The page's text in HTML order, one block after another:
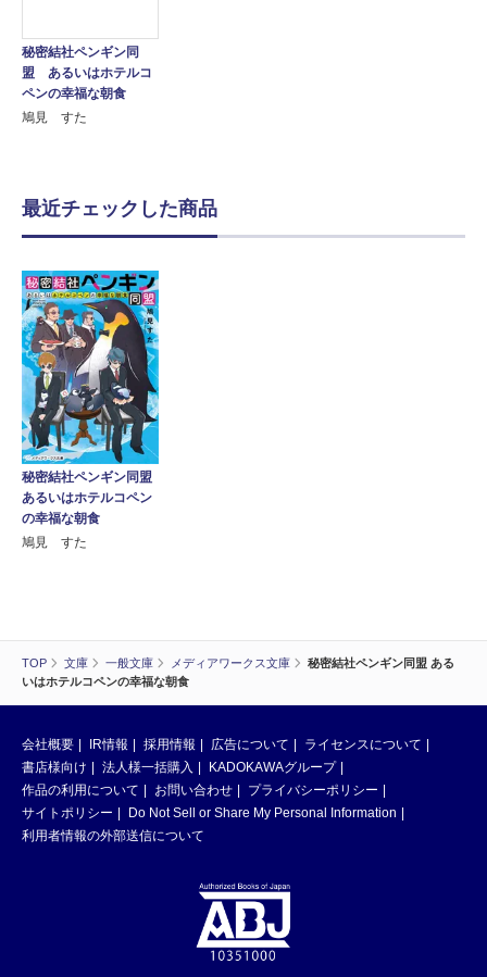
TOP 文庫 一般文庫 メディアワークス文庫
秘密結社ペンギン同盟 ある
いはホテルコペンの幸福な朝食
秘密結社ペンギン同
盟 あるいはホテルコ
ペンの幸福な朝食
鳩見 すた
最近チェックした商品
秘密結社ペンギン同盟
あるいはホテルコペン
の幸福な朝食
鳩見 すた
会社概要 IR情報 採用情報 広告について
ライセンスについて
書店様向け
法人様一括購入
KADOKAWAグループ
作品の利用について
お問い合わせ
プライバシーポリシー
サイトポリシー
Do Not Sell or Share My Personal Information
利用者情報の外部送信について